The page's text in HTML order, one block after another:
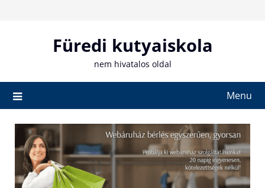
Füredi kutyaiskola
nem hivatalos oldal
Menu